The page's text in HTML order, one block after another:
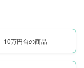
10万円台の商品